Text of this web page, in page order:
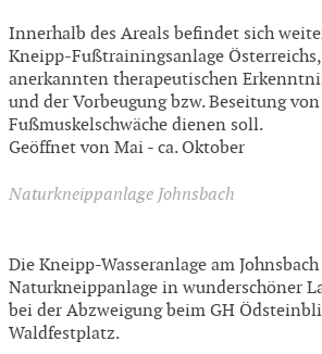
Innerhalb des Areals befindet sich
Kneipp-Fußtrainingsanlage
anerkannten therapeutischen
und der Vorbeugung bzw. Beseitung von
Fußmuskelschwäche dienen soll.
Geöffnet von Mai - ca. Oktober
Naturkneippanlage Johnsbach
Die Kneipp-Wasseranlage am
Naturkneippanlage in wunderschöner
bei der Abzweigung beim GH
Waldfestplatz.